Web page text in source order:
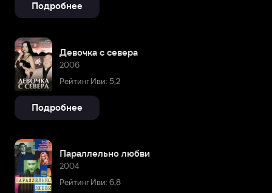
Подробнее
Девочка с севера
2006
Рейтинг Иви: 5,2
Подробнее
Параллельно любви
2004
Рейтинг Иви: 6,8